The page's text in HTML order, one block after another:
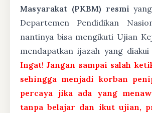
Masyarakat (PKBM) resmi
Departemen Pendidikan
nantinya bisa mengikuti Ujian
mendapatkan ijazah yang
Ingat! Jangan sampai salah
sehingga menjadi korban
percaya jika ada yang
tanpa belajar dan ikut ujian,